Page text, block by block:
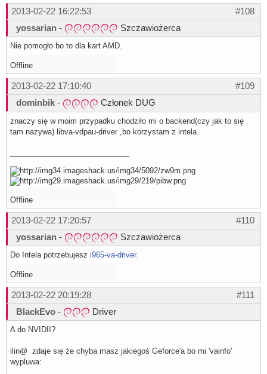
#108
2013-02-22 16:22:53
yossarian - Szczawiożerca
Nie pomogło bo to dla kart AMD.
Offline
#109
2013-02-22 17:10:40
dominbik - Członek DUG
znaczy się w moim przypadku chodziło mi o backend(czy jak to się
tam nazywa) libva-vdpau-driver ,bo korzystam z intela.
Offline
#110
2013-02-22 17:20:57
yossarian - Szczawiożerca
Do Intela potrzebujesz i965-va-driver.
Offline
#111
2013-02-22 20:19:28
BlackEvo - Driver
A do NVIDII?
ilin@ zdaje się że chyba masz jakiegoś Geforce'a bo mi 'vainfo'
wypluwa: